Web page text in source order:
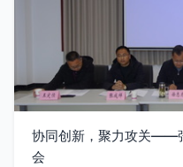
协同创新，聚力攻关——
会